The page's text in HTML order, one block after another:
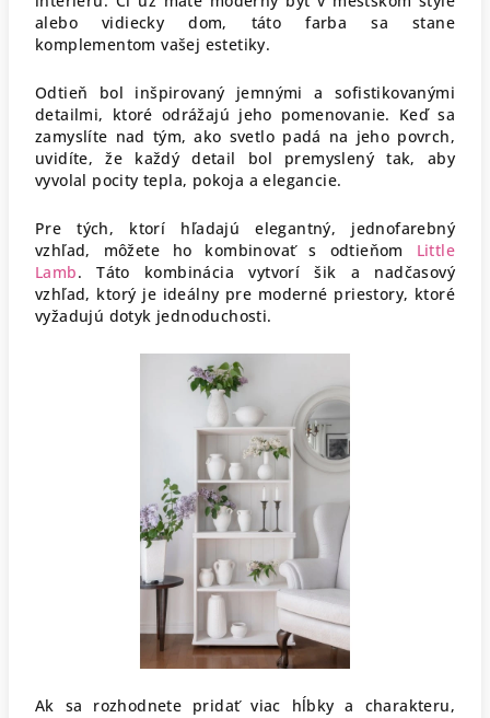
alebo vidiecky dom, táto farba sa stane
komplementom vašej estetiky.
Odtieň bol inšpirovaný jemnými a sofistikovanými
detailmi, ktoré odrážajú jeho pomenovanie. Keď sa
zamyslíte nad tým, ako svetlo padá na jeho povrch,
uvidíte, že každý detail bol premyslený tak, aby
vyvolal pocity tepla, pokoja a elegancie.
Pre tých, ktorí hľadajú elegantný, jednofarebný
vzhľad, môžete ho kombinovať s odtieňom Little
Lamb. Táto kombinácia vytvorí šik a nadčasový
vzhľad, ktorý je ideálny pre moderné priestory, ktoré
vyžadujú dotyk jednoduchosti.
Ak sa rozhodnete pridať viac hĺbky a charakteru,